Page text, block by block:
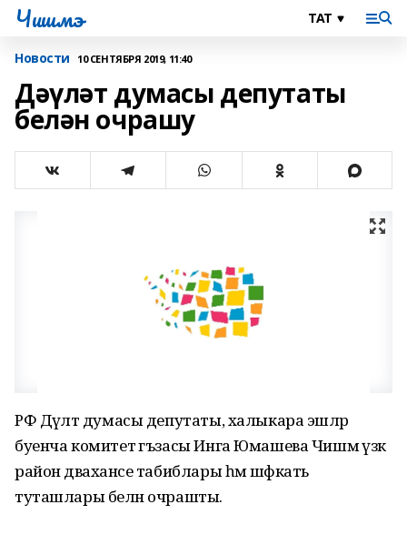
Чишмэ
Новости 10 СЕНТЯБРЯ 2019, 11:40
Дәүләт думасы депутаты
белән очрашу
РФ Дәүләт думасы депутаты, халыкара эшләр
буенча комитет әгъзасы Инга Юмашева Чишмә үзәк
район дәваханәсе табиблары һәм шәфкать
туташлары белән очрашты.